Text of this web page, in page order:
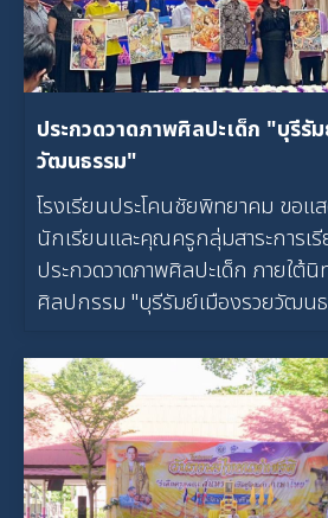
ประกวดวาดภาพศิลปะเด็ก "บุรีรั
วัฒนธรรม"
โรงเรียนประโคนชัยพิทยาคม ขอ
นักเรียนและคุณครูกลุ่มสาระการเ
ประกวดวาดภาพศิลปะเด็ก ภายใต้
ศิลปกรรม "บุรีรัมย์เมืองรวยวัฒน